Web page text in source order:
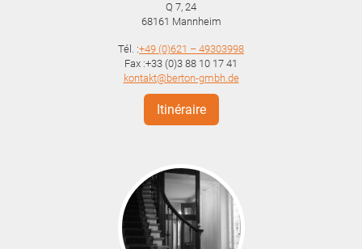
Q 7, 24
68161 Mannheim
Tél. :+49 (0)621 – 49303998
Fax :+33 (0)3 88 10 17 41
kontakt@berton-gmbh.de
Itinéraire